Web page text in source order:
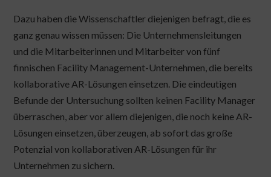
Dazu haben die Wissenschaftler diejenigen befragt, die es
ganz genau wissen müssen: Die Unternehmensleitungen
und die Mitarbeiterinnen und Mitarbeiter von fünf
finnischen Facility Management-Unternehmen, die bereits
kollaborative AR-Lösungen einsetzen. Die eindeutigen
Befunde der Untersuchung sollten keinen Facility Manager
überraschen, aber vor allem diejenigen, die noch keine AR-
Lösungen einsetzen, überzeugen, ab sofort das große
Potenzial von kollaborativen AR-Lösungen für ihr
Unternehmen zu sichern.